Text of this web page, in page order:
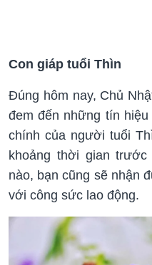
Con giáp tuổi Thìn
Đúng hôm nay, Chủ
đem đến những tín
chính của người tuổi
khoảng thời gian
nào, bạn cũng sẽ nhận
với công sức lao động.